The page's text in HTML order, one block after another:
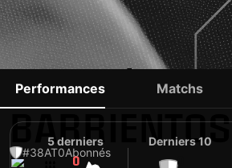
NICOLÁS
BARRIENTOS
#38AT0Abonnés
Performances Matchs
5 derniers
0
Derniers 10
0